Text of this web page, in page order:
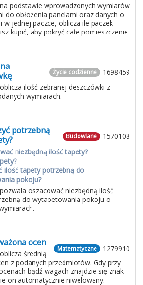
podstawie wprowadzonych wymiarów
do obłożenia panelami oraz danych o
w jednej paczce, oblicza ile paczek
kupić, aby pokryć całe pomieszczenie.
1698459
Życie codzienne
ilość zebranej deszczówki z
wymiarach.
1570108
Budowlane
potrzebną
niezbędną ilość tapety?
ilość tapety potrzebną do
pokoju?
oszacować niezbędną ilość
do wytapetowania pokoju o
1279910
Matematyczne
ocen
średnią
z podanych przedmiotów. Gdy przy
bądź wagach znajdzie się znak
on automatycznie niwelowany.